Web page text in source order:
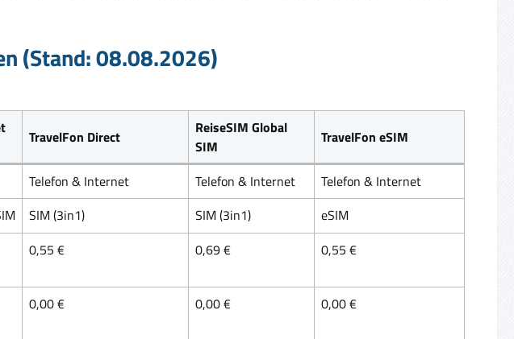
(Stand: 08.08.2026)
TravelFon Direct
ReiseSIM Global
SIM
TravelFon eSIM
Telefon & Internet Telefon & Internet
Telefon & Internet
SIM (3in1) SIM (3in1)
eSIM
0,55 € 0,69 € 0,55 €
0,00 € 0,00 € 0,00 €